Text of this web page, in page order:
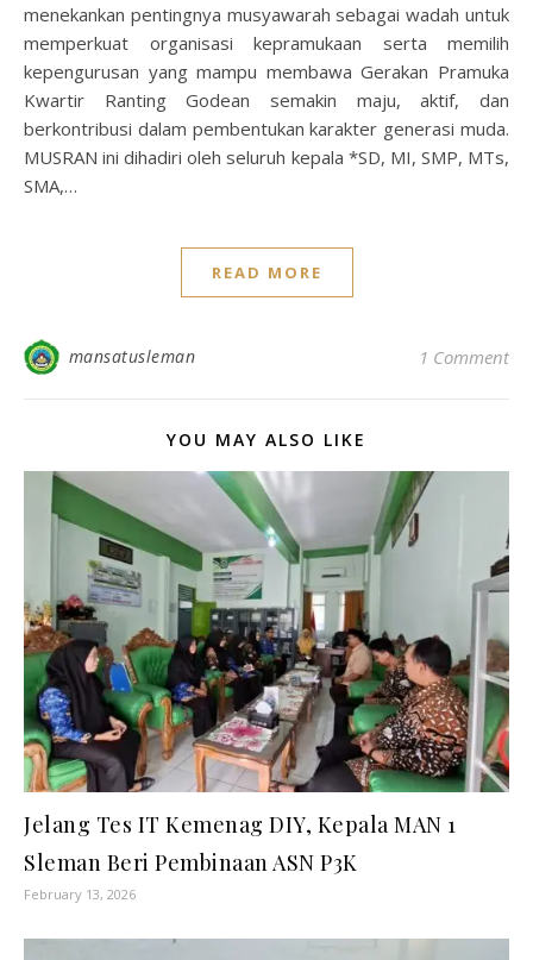
menekankan pentingnya musyawarah sebagai wadah untuk
memperkuat organisasi kepramukaan serta memilih
kepengurusan yang mampu membawa Gerakan Pramuka
Kwartir Ranting Godean semakin maju, aktif, dan
berkontribusi dalam pembentukan karakter generasi muda.
MUSRAN ini dihadiri oleh seluruh kepala *SD, MI, SMP, MTs,
SMA,…
READ MORE
mansatusleman 1 Comment
YOU MAY ALSO LIKE
Jelang Tes IT Kemenag DIY, Kepala MAN 1
Sleman Beri Pembinaan ASN P3K
February 13, 2026